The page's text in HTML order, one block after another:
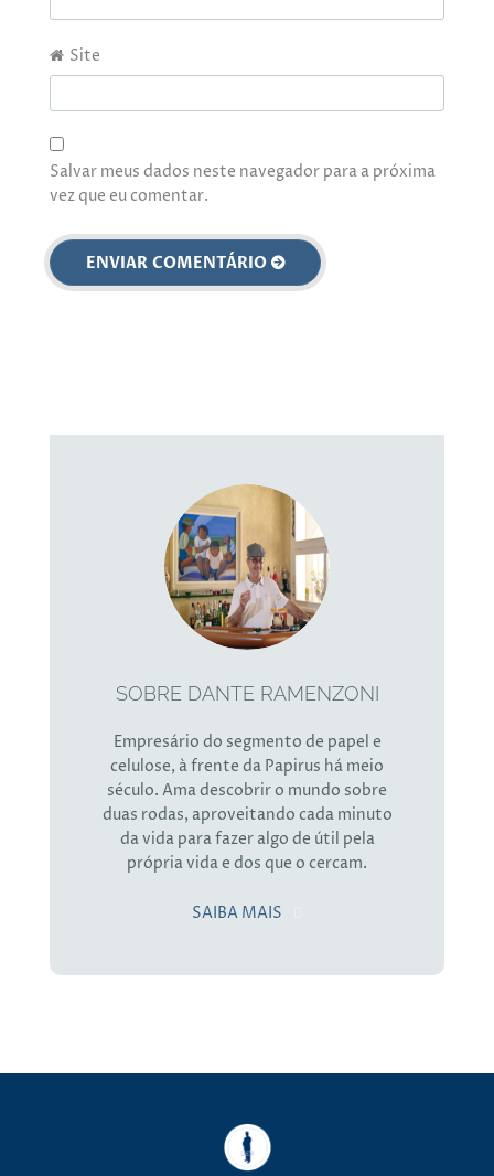
Site
Salvar meus dados neste navegador para a próxima
vez que eu comentar.
SOBRE DANTE RAMENZONI
Empresário do segmento de papel e
celulose, à frente da Papirus há meio
século. Ama descobrir o mundo sobre
duas rodas, aproveitando cada minuto
da vida para fazer algo de útil pela
própria vida e dos que o cercam.
SAIBA MAIS